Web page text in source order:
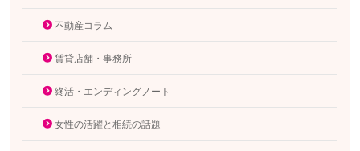
不動産コラム
賃貸店舗・事務所
終活・エンディングノート
女性の活躍と相続の話題